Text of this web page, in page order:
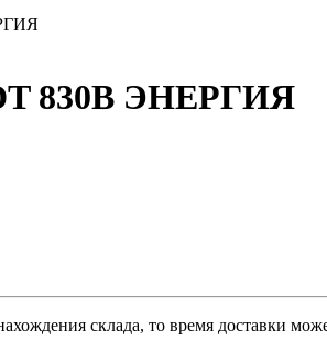
830B ЭНЕРГИЯ
склада, то время доставки